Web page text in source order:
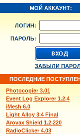
МОЙ АККАУНТ:
ЛОГИН:
ПАРОЛЬ:
ЗАБЫЛИ
ПОСЛЕДНИЕ
Photocopier 3.01
Event Log Explorer 1.2.4
iMesh 6.0
Light Alloy 3.4 Final
Arovax Shield 1.2.220
RadioClicker 4.03